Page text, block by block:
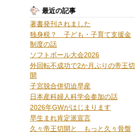
最近の記事
著書発刊されました
独身税？ 子ども・子育て支援金
制度の話
ソフトボール大会2026
外回転不成功で2か月ぶりの帝王切
開
子宮脱合併切迫早産
日本産科婦人科学会参加の話
2026年GWがはじまります
早生まれ肯定派宣言
久々帝王切開と もっと久々骨盤